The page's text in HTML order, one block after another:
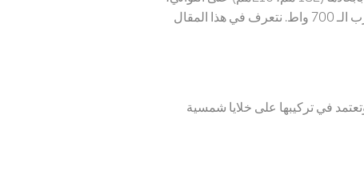
وبدأت الشركات على مدار العامين الماضيين بطرح العديد من المنتجات باستطاعات توفق الـ 500 واط وتكاد تقارب الـ 700 واط. نتعرف في هذا المقال
يتجاوز طولها المترين وتقدم استطاعة تفوق الـ 550 واط، وتعتمد في تركيبها على خلايا شمسية